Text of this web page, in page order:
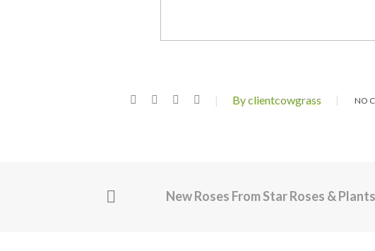
By clientcowgrass NO
New Roses From Star Roses & Plants